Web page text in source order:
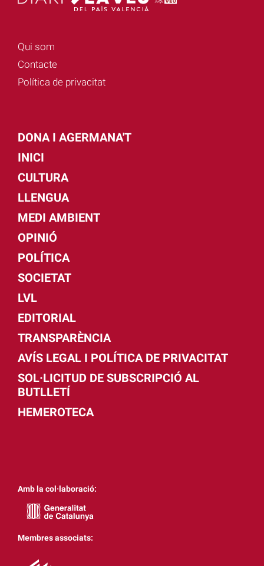
Qui som
Contacte
Política de privacitat
DONA I AGERMANA'T
INICI
CULTURA
LLENGUA
MEDI AMBIENT
OPINIÓ
POLÍTICA
SOCIETAT
LVL
EDITORIAL
TRANSPARÈNCIA
AVÍS LEGAL I POLÍTICA DE PRIVACITAT
SOL·LICITUD DE SUBSCRIPCIÓ AL
BUTLLETÍ
HEMEROTECA
Amb la col·laboració:
Membres associats: